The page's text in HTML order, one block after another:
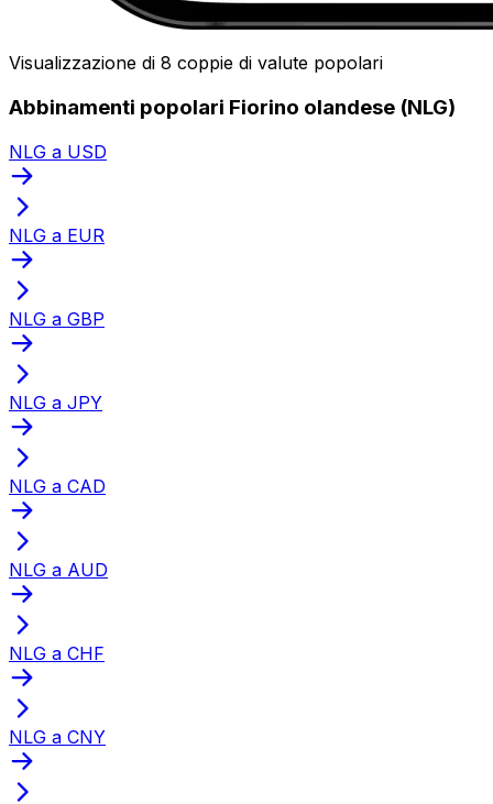
Visualizzazione di 8 coppie di valute popolari
Abbinamenti popolari Fiorino olandese (NLG)
NLG a USD
NLG a EUR
NLG a GBP
NLG a JPY
NLG a CAD
NLG a AUD
NLG a CHF
NLG a CNY